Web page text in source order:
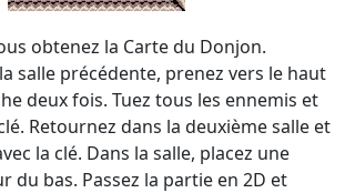
obtenez la Carte du Donjon.
salle précédente, prenez vers le haut
deux fois. Tuez tous les ennemis et
Retournez dans la deuxième salle et
la clé. Dans la salle, placez une
du bas. Passez la partie en 2D et